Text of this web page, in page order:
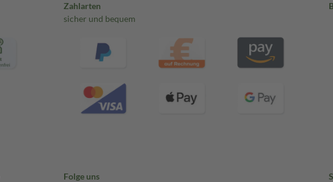
Zahlarten
sicher und bequem
Folge uns